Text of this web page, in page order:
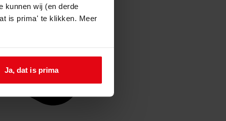
kunnen wij (en derde
is prima' te klikken. Meer
Ja, dat is prima